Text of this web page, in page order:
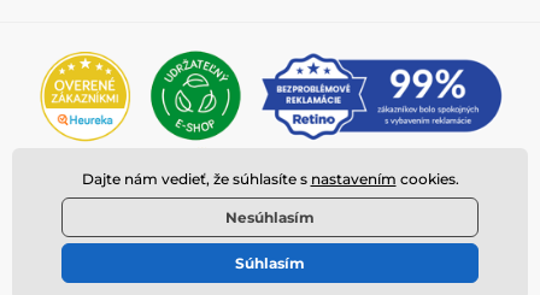
© 2026 www.deeplove.sk ⦁ E-shop vytvorila
Dajte nám vedieť, že súhlasíte s nastavením cookies.
Nesúhlasím
Súhlasím